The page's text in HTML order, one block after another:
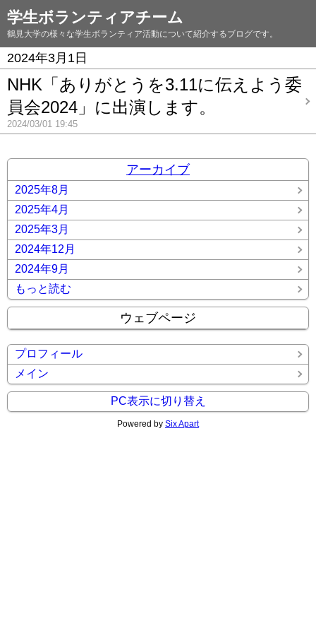
学生ボランティアチーム
鶴見大学の様々な学生ボランティア活動について紹介するブログです。
2024年3月1日
NHK「ありがとうを3.11に伝えよう委
員会2024」に出演します。
2024/03/01 19:45
アーカイブ
2025年8月
2025年4月
2025年3月
2024年12月
2024年9月
もっと読む
ウェブページ
プロフィール
メイン
PC表示に切り替え
Powered by Six Apart